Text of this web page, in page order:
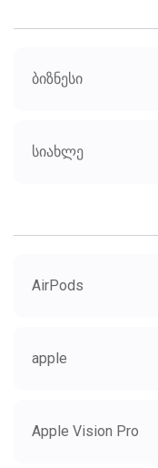
ბიზნესი
სიახლე
AirPods
apple
Apple Vision Pro